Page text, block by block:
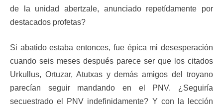
de la unidad abertzale, anunciado repetídamente por
destacados profetas?
Si abatido estaba entonces, fue épica mi desesperación
cuando seis meses después parece ser que los citados
Urkullus, Ortuzar, Atutxas y demás amigos del troyano
parecían seguir mandando en el PNV. ¿Seguiría
secuestrado el PNV indefinidamente? Y con la lección